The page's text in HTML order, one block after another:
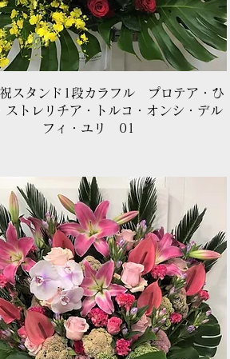
クイックビュー
スタンド1段カラフル プロテア・ひ
ストレリチア・トルコ・オンシ・デル
フィ・ユリ 01